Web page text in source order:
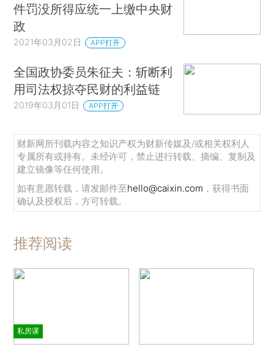
件罚没所得应统一上缴中央财
政
2021年03月02日 APP打开
全国政协委员朱征夫：斩断利
用司法权掠夺民财的利益链
2019年03月01日 APP打开
财新网所刊载内容之知识产权为财新传媒及/或相关权利人
专属所有或持有。未经许可，禁止进行转载、摘编、复制及
建立镜像等任何使用。
如有意愿转载，请发邮件至hello@caixin.com ，获得书面
确认及授权后，方可转载。
推荐阅读
私房课